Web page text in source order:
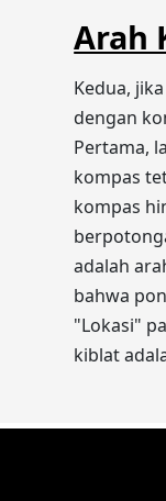
Arah
Kedua,
dengan
Pertama,
kompas
kompas
adalah
bahwa
"Lokasi"
kiblat